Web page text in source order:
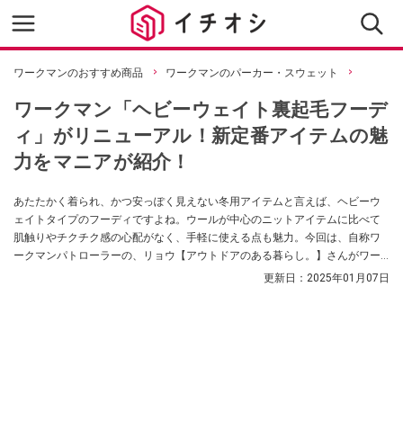
ワークマンのおすすめ商品 ワークマンのパーカー・スウェット
ワークマン「ヘビーウェイト裏起毛フーデ
ィ」がリニューアル！新定番アイテムの魅
力をマニアが紹介！
あたたかく着られ、かつ安っぽく見えない冬用アイテムと言えば、ヘビーウ
ェイトタイプのフーディですよね。ウールが中心のニットアイテムに比べて
肌触りやチクチク感の心配がなく、手軽に使える点も魅力。今回は、自称ワ
ークマンパトローラーの、リョウ【アウトドアのある暮らし。】さんがワー
クマンの人気商品「ヘビーウェイト裏起毛フーディ」を紹介してくれまし
更新日： 2025年01月07日